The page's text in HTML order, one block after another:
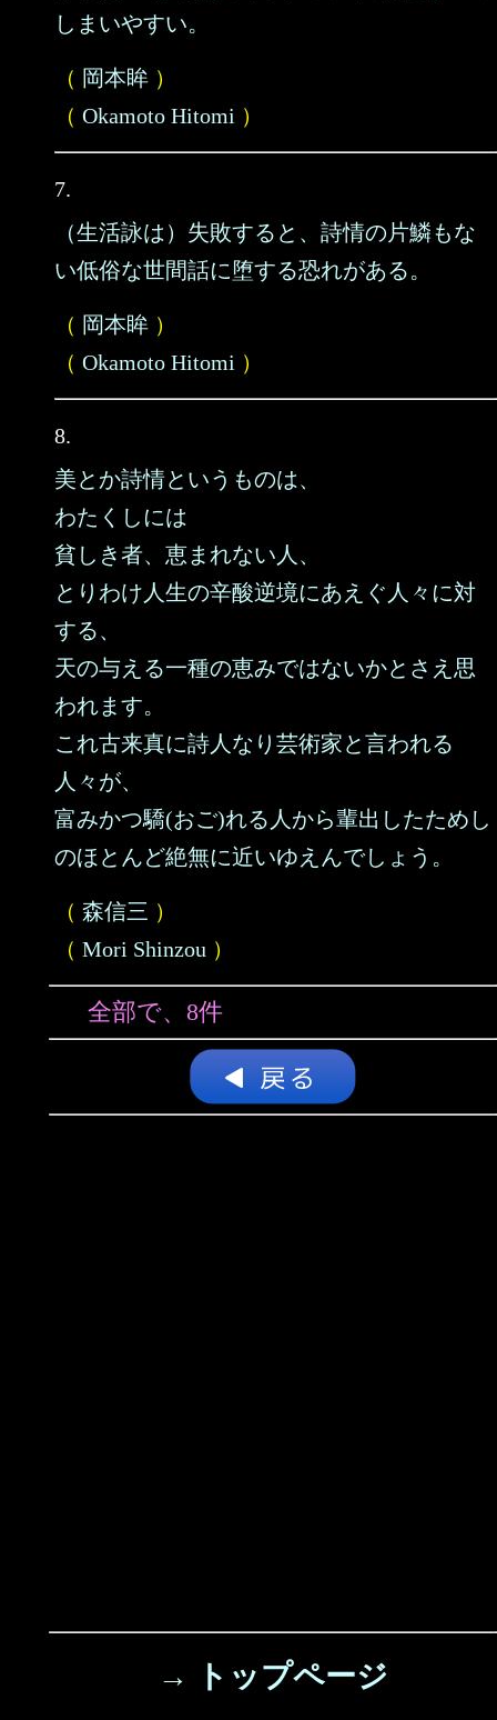
しまいやすい。
（ 岡本眸 ）
（ Okamoto Hitomi ）
7.
（生活詠は）失敗すると、詩情の片鱗もな
い低俗な世間話に堕する恐れがある。
（ 岡本眸 ）
（ Okamoto Hitomi ）
8.
美とか詩情というものは、
わたくしには
貧しき者、恵まれない人、
とりわけ人生の辛酸逆境にあえぐ人々に対
する、
天の与える一種の恵みではないかとさえ思
われます。
これ古来真に詩人なり芸術家と言われる
人々が、
富みかつ驕(おご)れる人から輩出したためし
のほとんど絶無に近いゆえんでしょう。
（ 森信三 ）
（ Mori Shinzou ）
全部で、8件
→ トップページ